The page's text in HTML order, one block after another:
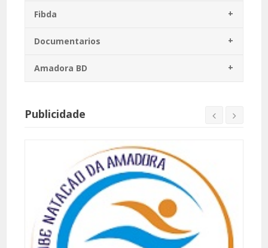
Fibda
Documentarios
Amadora BD
Publicidade